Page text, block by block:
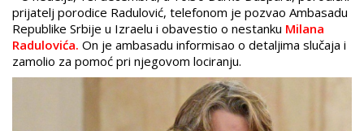
prijatelj porodice Radulović, telefonom je pozvao Ambasadu
Republike Srbije u Izraelu i obavestio o nestanku Milana
Radulovića. On je ambasadu informisao o detaljima slučaja i
zamolio za pomoć pri njegovom lociranju.